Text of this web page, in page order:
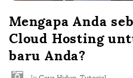
Mengapa Anda
Cloud Hosting
baru Anda?